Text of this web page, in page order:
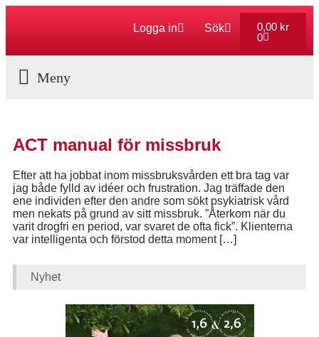
Logga in Sök 0,00 kr
0
ACT manual för missbruk
Efter att ha jobbat inom missbruksvården ett bra tag var
jag både fylld av idéer och frustration. Jag träffade den
ene individen efter den andre som sökt psykiatrisk vård
men nekats på grund av sitt missbruk. ”Återkom när du
varit drogfri en period, var svaret de ofta fick”. Klienterna
var intelligenta och förstod detta moment […]
Nyhet